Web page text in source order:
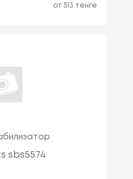
от 513 тенге
sbs5574